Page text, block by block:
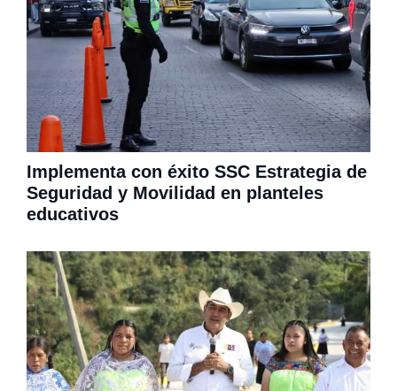
Implementa con éxito SSC Estrategia de
Seguridad y Movilidad en planteles
educativos